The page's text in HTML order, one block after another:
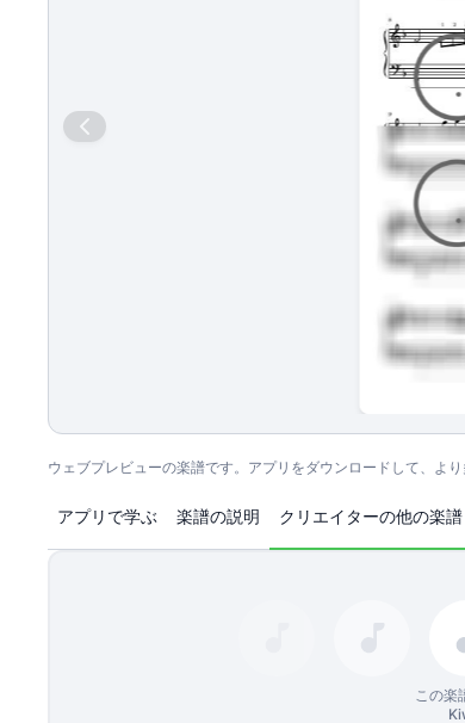
ウェブプレビューの楽譜です。アプリをダウンロードして、より
アプリで学ぶ 楽譜の説明 クリエイターの他の楽譜
この楽